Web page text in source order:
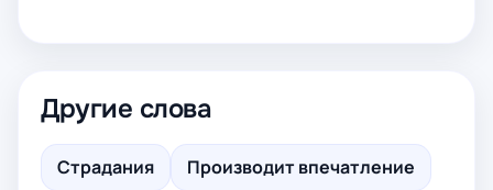
Другие слова
Страдания
Производит впечатление